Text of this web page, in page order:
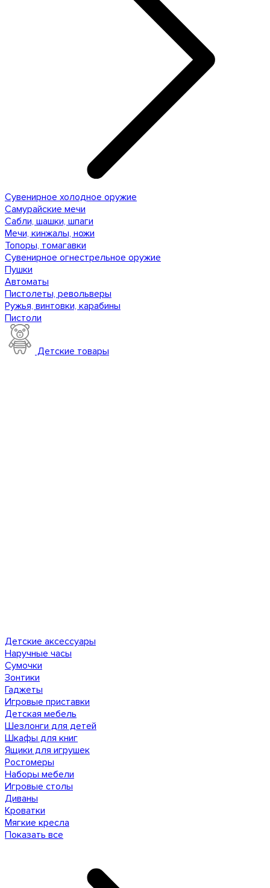
Сувенирное холодное оружие
Самурайские мечи
Сабли, шашки, шпаги
Мечи, кинжалы, ножи
Топоры, томагавки
Сувенирное огнестрельное оружие
Пушки
Автоматы
Пистолеты, револьверы
Ружья, винтовки, карабины
Пистоли
Детские товары
Детские аксессуары
Наручные часы
Сумочки
Зонтики
Гаджеты
Игровые приставки
Детская мебель
Шезлонги для детей
Шкафы для книг
Ящики для игрушек
Ростомеры
Наборы мебели
Игровые столы
Диваны
Кроватки
Мягкие кресла
Показать все